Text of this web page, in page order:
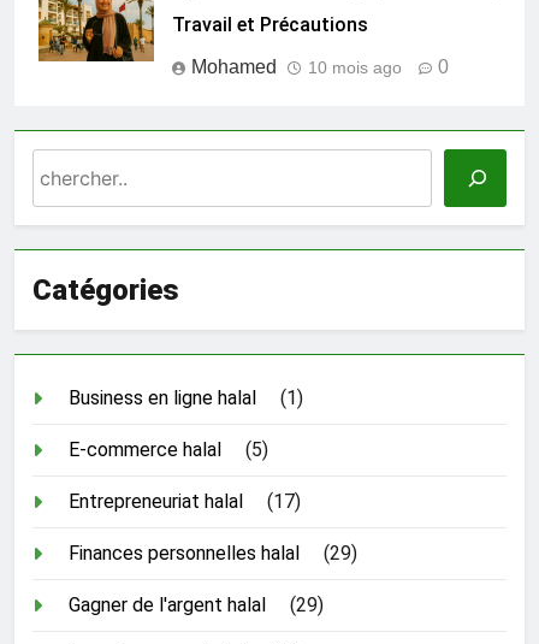
Travail et Précautions
Mohamed 10 mois ago 0
Catégories
Business en ligne halal (1)
E-commerce halal (5)
Entrepreneuriat halal (17)
Finances personnelles halal (29)
Gagner de l'argent halal (29)